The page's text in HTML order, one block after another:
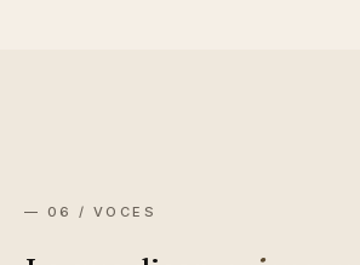
— 06 / VOCES